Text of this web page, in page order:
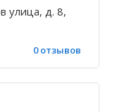
улица, д. 8,
0 отзывов